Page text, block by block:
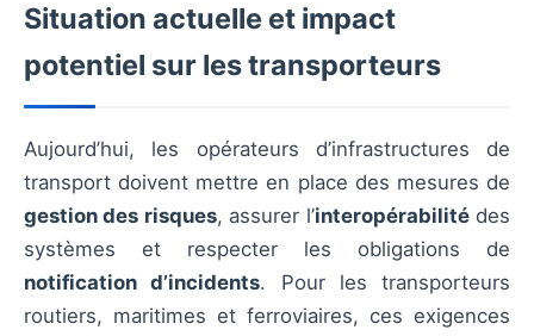
Situation actuelle et impact
potentiel sur les transporteurs
Aujourd’hui, les opérateurs d’infrastructures de
transport doivent mettre en place des mesures de
gestion des risques, assurer l’interopérabilitédes
systèmes et respecter les obligations de
notification d’incidents. Pour les transporteurs
routiers, maritimes et ferroviaires, ces exigences